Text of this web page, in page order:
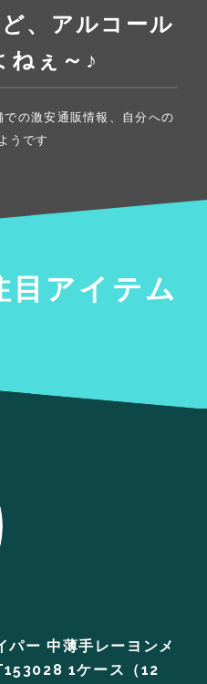
、アルコール
ねぇ～♪
の激安通販情報、自分への
うです
目アイテム
パー 中薄手レーヨンメ
1ケース（12